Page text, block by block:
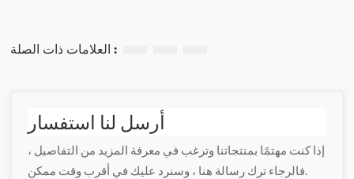
العلامات ذات الصلة :
أرسل لنا استفسار
إذا كنت مهتمًا بمنتجاتنا وترغب في معرفة المزيد من التفاصيل ،
فالرجاء ترك رسالة هنا ، وسنرد عليك في أقرب وقت ممكن.